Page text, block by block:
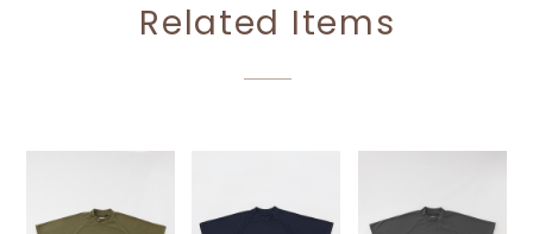
Related Items